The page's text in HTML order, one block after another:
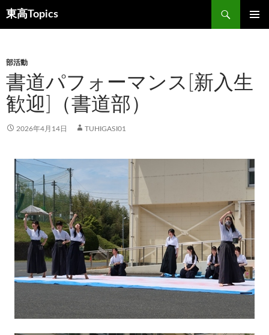
東高Topics
検
索
ン
ツ
へ
ス
キ
ッ
部活動
書道パフォーマンス[新入生
歓迎]（書道部）
2026年4月14日 TUHIGASI01